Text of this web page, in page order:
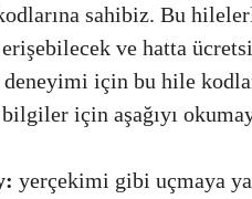
sahibiz. Bu
ve hatta
için bu hile
için aşağıyı
yerçekimi gibi uçmaya